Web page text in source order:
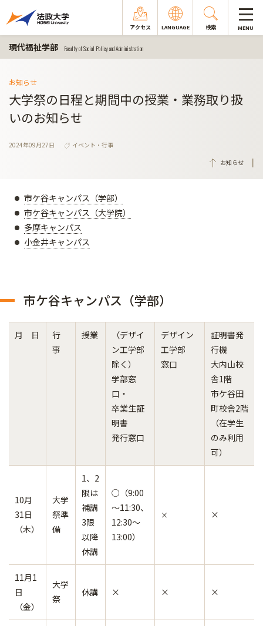
アクセス LANGUAGE 検索 MENU
現代福祉学部 Faculty of Social Policy and Administration
お知らせ
大学祭の日程と期間中の授業・業務取り扱
いのお知らせ
2024年09月27日
イベント・行事
お知らせ
市ケ谷キャンパス（学部）
市ケ谷キャンパス（大学院）
多摩キャンパス
小金井キャンパス
市ケ谷キャンパス（学部）
月 日
行
事
授業
（デザイ
ン工学部
除く）
学部窓
口・
卒業生証
明書
発行窓口
デザイン
工学部
窓口
証明書発
行機
大内山校
舎1階
市ケ谷田
町校舎2階
（在学生
のみ利用
可）
10月
31日
（木）
大学
祭準
備
1、2
限は
補講
3限
以降
休講
○（9:00
～11:30、
12:30～
13:00）
× ×
11月1
日
（金）
大学
祭
休講 × × ×